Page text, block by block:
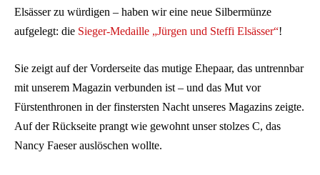
Elsässer zu würdigen – haben wir eine neue Silbermünze
aufgelegt: die Sieger-Medaille „Jürgen und Steffi Elsässer“!
Sie zeigt auf der Vorderseite das mutige Ehepaar, das untrennbar
mit unserem Magazin verbunden ist – und das Mut vor
Fürstenthronen in der finstersten Nacht unseres Magazins zeigte.
Auf der Rückseite prangt wie gewohnt unser stolzes C, das
Nancy Faeser auslöschen wollte.